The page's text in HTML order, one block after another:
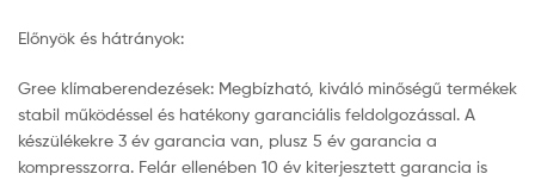
Előnyök és hátrányok:
Gree klímaberendezések: Megbízható, kiváló minőségű termékek
stabil működéssel és hatékony garanciális feldolgozással. A
készülékekre 3 év garancia van, plusz 5 év garancia a
kompresszorra. Felár ellenében 10 év kiterjesztett garancia is